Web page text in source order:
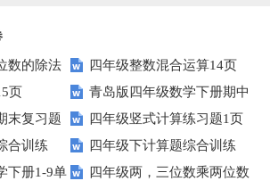
数的除法
四年级整数混合运算14页
页
青岛版四年级数学下册期中
测试题及答案
末复习题
四年级竖式计算练习题1页
（无答案）
合训练
四年级下计算题综合训练
（学生版）
下册1-9单
四年级两，三位数乘两位数